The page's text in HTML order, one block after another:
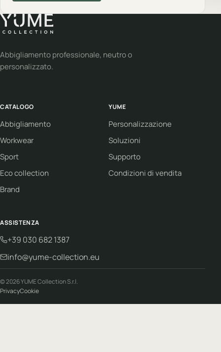
Abbigliamento professionale, neutro o
personalizzato.
CATALOGO
Abbigliamento
Workwear
Sport
Eco collection
Brand
YUME
Personalizzazione
Soluzioni
Supporto
Condizioni di vendita
ASSISTENZA
+39 030 682 1387
info@yume-collection.eu
© 2026 YUME Collection S.r.l.
PrivacyCookie